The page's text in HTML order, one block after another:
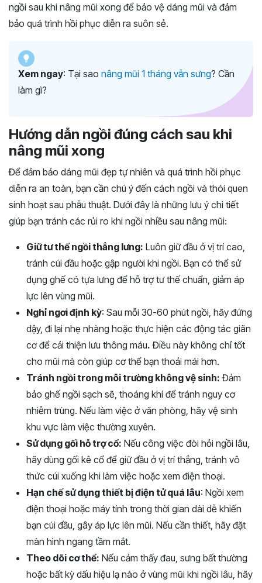
ngồi sau khi nâng mũi xong để bảo vệ dáng mũi và đảm
bảo quá trình hồi phục diễn ra suôn sẻ.
Xem ngay: Tại sao nâng mũi 1 tháng vẫn sưng? Cần
làm gì?
Hướng dẫn ngồi đúng cách sau khi
nâng mũi xong
Để đảm bảo dáng mũi đẹp tự nhiên và quá trình hồi phục
diễn ra an toàn, bạn cần chú ý đến cách ngồi và thói quen
sinh hoạt sau phẫu thuật. Dưới đây là những lưu ý chi tiết
giúp bạn tránh các rủi ro khi ngồi nhiều sau nâng mũi:
Giữ tư thế ngồi thẳng lưng: Luôn giữ đầu ở vị trí cao,
tránh cúi đầu hoặc gập người khi ngồi. Bạn có thể sử
dụng ghế có tựa lưng để hỗ trợ tư thế chuẩn, giảm áp
lực lên vùng mũi.
Nghỉ ngơi định kỳ: Sau mỗi 30-60 phút ngồi, hãy đứng
dậy, đi lại nhẹ nhàng hoặc thực hiện các động tác giãn
cơ để cải thiện lưu thông máu. Điều này không chỉ tốt
cho mũi mà còn giúp cơ thể bạn thoải mái hơn.
Tránh ngồi trong môi trường không vệ sinh: Đảm
bảo ghế ngồi sạch sẽ, thoáng khí để tránh nguy cơ
nhiễm trùng. Nếu làm việc ở văn phòng, hãy vệ sinh
khu vực làm việc thường xuyên.
Sử dụng gối hỗ trợ cổ: Nếu công việc đòi hỏi ngồi lâu,
hãy dùng gối kê cổ để giữ đầu ở vị trí thẳng, tránh vô
thức cúi xuống khi làm việc hoặc xem điện thoại.
Hạn chế sử dụng thiết bị điện tử quá lâu: Ngồi xem
điện thoại hoặc máy tính trong thời gian dài dễ khiến
bạn cúi đầu, gây áp lực lên mũi. Nếu cần thiết, hãy đặt
màn hình ngang tầm mắt.
Theo dõi cơ thể: Nếu cảm thấy đau, sưng bất thường
hoặc bất kỳ dấu hiệu lạ nào ở vùng mũi khi ngồi lâu, hãy